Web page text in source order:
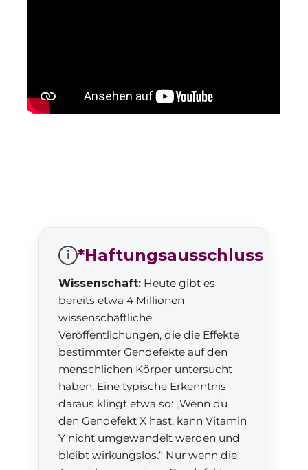
i *Haftungsausschluss
Wissenschaft: Heute gibt es
bereits etwa 4 Millionen
wissenschaftliche
Veröffentlichungen, die die Effekte
bestimmter Gendefekte auf den
menschlichen Körper untersucht
haben. Eine typische Erkenntnis
daraus klingt etwa so: „Wenn du
den Gendefekt X hast, kann Vitamin
Y nicht umgewandelt werden und
bleibt wirkungslos.“ Nur wenn die